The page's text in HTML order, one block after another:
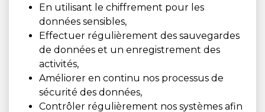
En utilisant le chiffrement pour les
données sensibles,
Effectuer régulièrement des sauvegardes
de données et un enregistrement des
activités,
Améliorer en continu nos processus de
sécurité des données,
Contrôler régulièrement nos systèmes afin